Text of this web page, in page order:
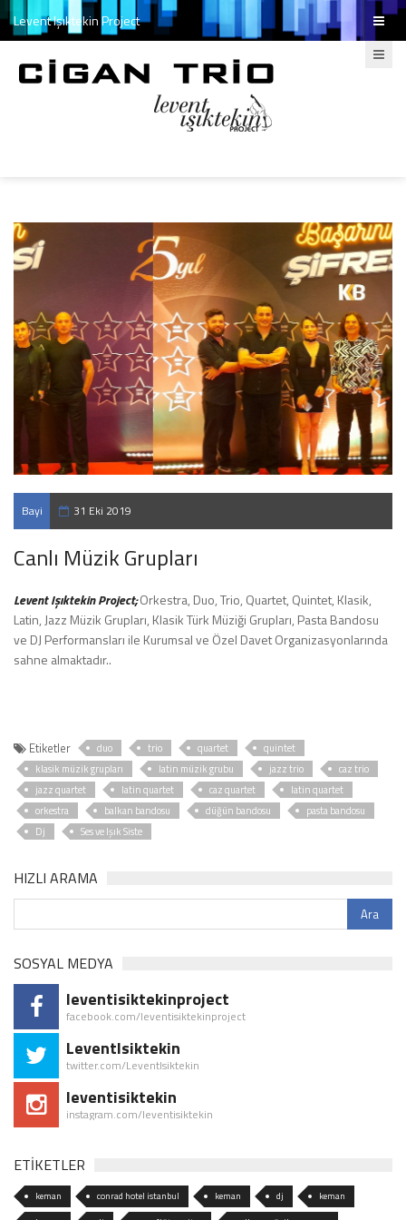
Levent Işıktekin Project
Bayi
Toplantısı
31 Eki 2019
Canlı Müzik Grupları
Levent Işıktekin Project;Orkestra, Duo, Trio, Quartet, Quintet, Klasik,
Latin, Jazz Müzik Grupları, Klasik Türk Müziği Grupları, Pasta Bandosu
ve DJ Performansları ile Kurumsal ve Özel Davet Organizasyonlarında
sahne almaktadır..
Etiketler duo trio quartet
quintet
klasik müzik grupları
latin müzik grubu jazz trio
caz trio
jazz quartet
latin quartet caz quartet
latin quartet
orkestra
balkan bandosu düğün bandosu
pasta bandosu
Dj
Ses ve Işık Siste
HIZLI ARAMA
SOSYAL MEDYA
leventisiktekinproject
facebook.com/leventisiktekinproject
LeventIsiktekin
twitter.com/LeventIsiktekin
leventisiktekin
instagram.com/leventisiktekin
ETİKETLER
keman conrad hotel istanbul keman dj
keman